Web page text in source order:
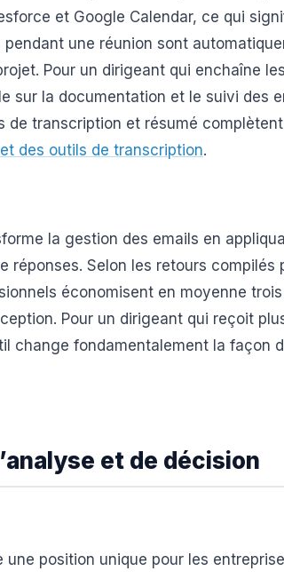
et Google Calendar, ce qui
une réunion sont
Pour un dirigeant qui enchaîne
sur la documentation et le suivi des
de transcription et résumé
des outils de transcription.
la gestion des emails en
réponses. Selon les retours compilés
économisent en moyenne
Pour un dirigeant qui reçoit
change fondamentalement la façon
et de décision
une position unique pour les